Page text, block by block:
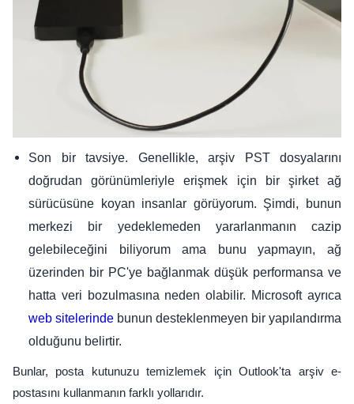
Son bir tavsiye. Genellikle, arşiv PST dosyalarını
doğrudan görünümleriyle erişmek için bir şirket ağ
sürücüsüne koyan insanlar görüyorum. Şimdi, bunun
merkezi bir yedeklemeden yararlanmanın cazip
gelebileceğini biliyorum ama bunu yapmayın, ağ
üzerinden bir PC'ye bağlanmak düşük performansa ve
hatta veri bozulmasına neden olabilir. Microsoft ayrıca
web sitelerinde bunun desteklenmeyen bir yapılandırma
olduğunu belirtir.
Bunlar, posta kutunuzu temizlemek için Outlook'ta arşiv e-
postasını kullanmanın farklı yollarıdır.